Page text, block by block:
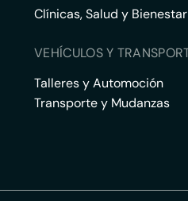
Clínicas, Salud y Bienestar
VEHÍCULOS Y
Talleres y Automoción
Transporte y Mudanzas